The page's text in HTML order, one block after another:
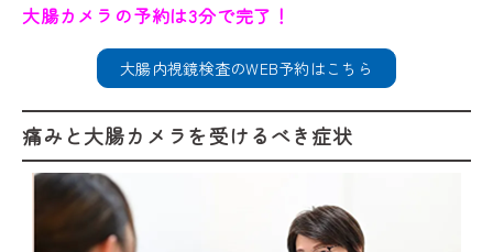
大腸カメラの予約は3分で完了！
大腸内視鏡検査のWEB予約はこちら
痛みと大腸カメラを受けるべき症状